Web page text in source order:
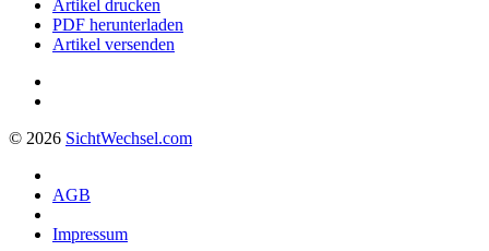
Artikel drucken
PDF herunterladen
Artikel versenden
© 2026 SichtWechsel.com
AGB
Impressum